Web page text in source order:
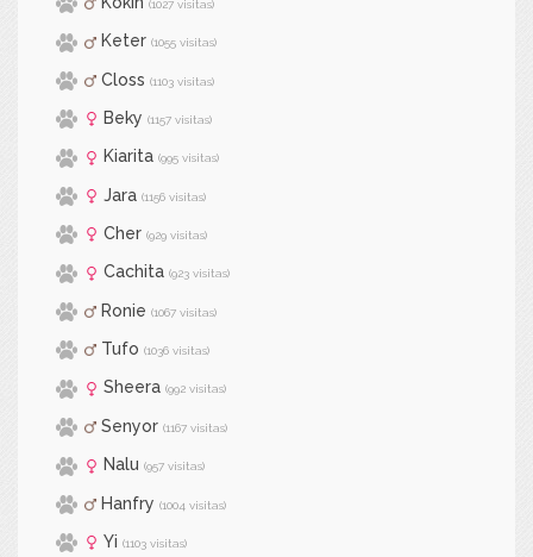
(1027 visitas)
Keter (1055 visitas)
Closs (1103 visitas)
Beky (1157 visitas)
Kiarita (995 visitas)
Jara (1156 visitas)
Cher (929 visitas)
Cachita (923 visitas)
Ronie (1067 visitas)
Tufo (1036 visitas)
Sheera (992 visitas)
Senyor (1167 visitas)
Nalu (957 visitas)
Hanfry (1004 visitas)
Yi (1103 visitas)